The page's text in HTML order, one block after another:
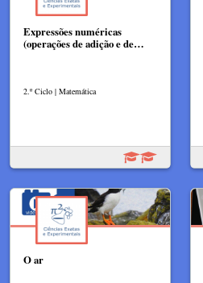
Expressões numéricas
(operações de adição e de…
2.º Ciclo | Matemática
O ar